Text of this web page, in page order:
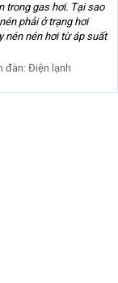
trong gas hơi. Tại sao
phải ở trạng hơi
nén nén hơi từ áp suất
đàn:Điện lạnh